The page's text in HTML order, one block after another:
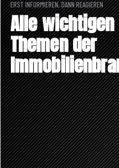
ERST INFORMIEREN, DANN REAGIEREN
Alle wichtigen
Themen der